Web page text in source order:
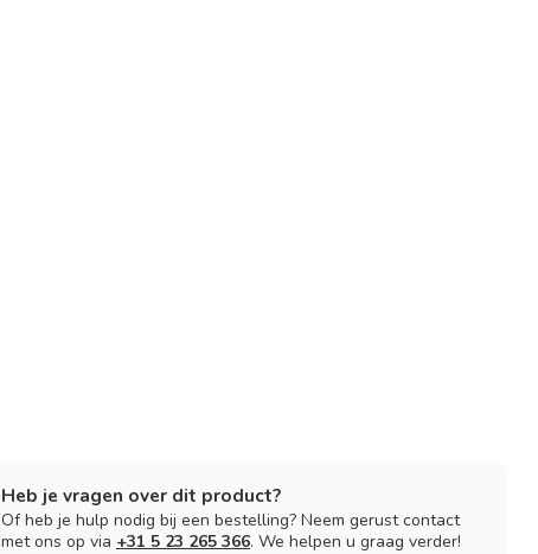
Heb je vragen over dit product?
Of heb je hulp nodig bij een bestelling? Neem gerust contact
met ons op via +31 5 23 265 366. We helpen u graag verder!